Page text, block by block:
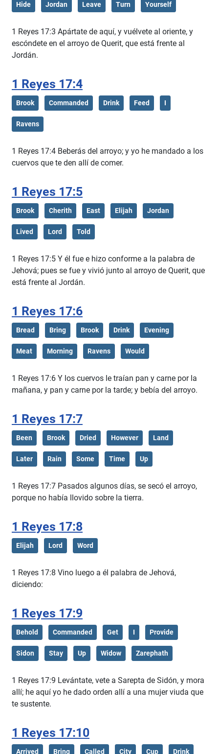
Hide Jordan Leave Turn Yourself
1 Reyes 17:3 Apártate de aquí, y vuélvete al oriente, y
escóndete en el arroyo de Querit, que está frente al
Jordán.
1 Reyes 17:4
Brook Commanded Drink Feed I
Ravens
1 Reyes 17:4 Beberás del arroyo; y yo he mandado a los
cuervos que te den allí de comer.
1 Reyes 17:5
Brook Cherith East Elijah Jordan
Lived Lord Told
1 Reyes 17:5 Y él fue e hizo conforme a la palabra de
Jehová; pues se fue y vivió junto al arroyo de Querit, que
está frente al Jordán.
1 Reyes 17:6
Bread Bring Brook Drink Evening
Meat Morning Ravens Would
1 Reyes 17:6 Y los cuervos le traían pan y carne por la
mañana, y pan y carne por la tarde; y bebía del arroyo.
1 Reyes 17:7
Been Brook Dried However Land
Later Rain Some Time Up
1 Reyes 17:7 Pasados algunos días, se secó el arroyo,
porque no había llovido sobre la tierra.
1 Reyes 17:8
Elijah Lord Word
1 Reyes 17:8 Vino luego a él palabra de Jehová,
diciendo:
1 Reyes 17:9
Behold Commanded Get I Provide
Sidon Stay Up Widow Zarephath
1 Reyes 17:9 Levántate, vete a Sarepta de Sidón, y mora
allí; he aquí yo he dado orden allí a una mujer viuda que
te sustente.
1 Reyes 17:10
Arrived Bring Called City Cup Drink